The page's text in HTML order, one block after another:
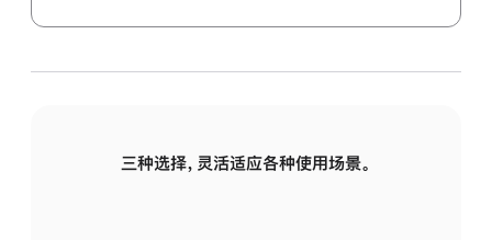
三种选择，灵活适应各种使用场景。